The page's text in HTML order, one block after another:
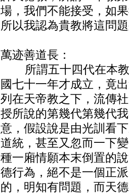
場，我們不能接受，如
所以我認為貴教將這問
萬迹善道長：
所謂五十四代在本教
國七十一年才成立，竟
列在天帝教之下，流傳
授所說的第幾代第幾代
意，假設說是由光訓看
道統，甚至又忽而一下
種一廂情願本末倒置的
德行為，絕不是一個正
的，明知有問題，而天